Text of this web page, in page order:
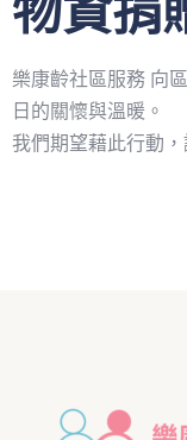
物資捐
樂康齡社區服務 向
日的關懷與溫暖。
我們期望藉此行動